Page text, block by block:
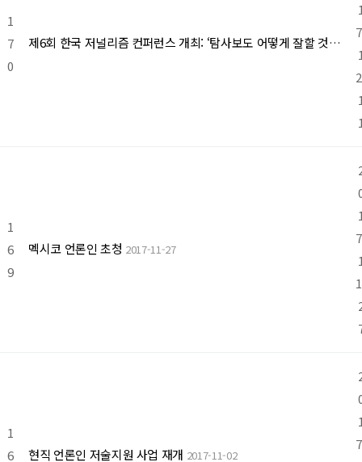
1
7
0
제6회 한국 저널리즘 컨퍼런스 개최: ‘탐사보도 어떻게 잘할 것인가’
1
6
9
멕시코 언론인 초청 2017-11-27
1
6
현직 언론인 저술지원 사업 재개 2017-11-02